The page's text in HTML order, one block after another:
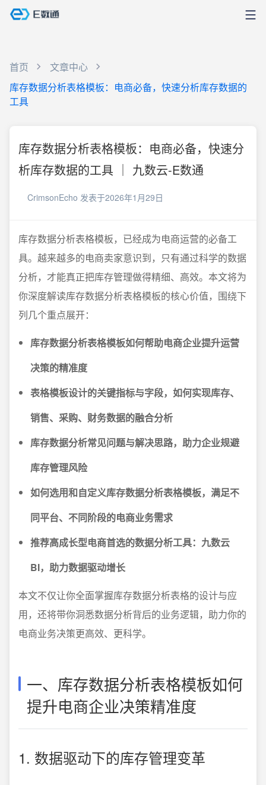
首页
文章中心
库存数据分析表格模板：电商必备，快速分析库存数据的
工具
库存数据分析表格模板：电商必备，快速分
析库存数据的工具 ｜ 九数云-E数通
CrimsonEcho 发表于2026年1月29日
库存数据分析表格模板，已经成为电商运营的必备工
具。越来越多的电商卖家意识到，只有通过科学的数据
分析，才能真正把库存管理做得精细、高效。本文将为
你深度解读库存数据分析表格模板的核心价值，围绕下
列几个重点展开：
库存数据分析表格模板如何帮助电商企业提升运营
决策的精准度
表格模板设计的关键指标与字段，如何实现库存、
销售、采购、财务数据的融合分析
库存数据分析常见问题与解决思路，助力企业规避
库存管理风险
如何选用和自定义库存数据分析表格模板，满足不
同平台、不同阶段的电商业务需求
推荐高成长型电商首选的数据分析工具：九数云
BI，助力数据驱动增长
本文不仅让你全面掌握库存数据分析表格的设计与应
用，还将带你洞悉数据分析背后的业务逻辑，助力你的
电商业务决策更高效、更科学。
一、库存数据分析表格模板如何
提升电商企业决策精准度
1. 数据驱动下的库存管理变革